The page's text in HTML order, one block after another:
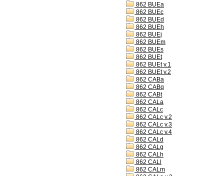
862 BUEa
862 BUEc
862 BUEd
862 BUEh
862 BUEj
862 BUEm
862 BUEs
862 BUEt
862 BUEt v.1
862 BUEt v.2
862 CABa
862 CABq
862 CABt
862 CALa
862 CALc
862 CALc v.2
862 CALc v.3
862 CALc v.4
862 CALd
862 CALg
862 CALh
862 CALl
862 CALm